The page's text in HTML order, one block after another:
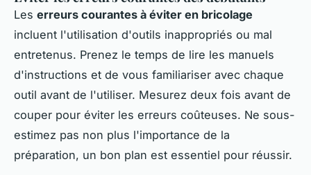
Les erreurs courantes à éviter en bricolage
incluent l'utilisation d'outils inappropriés ou mal
entretenus. Prenez le temps de lire les manuels
d'instructions et de vous familiariser avec chaque
outil avant de l'utiliser. Mesurez deux fois avant de
couper pour éviter les erreurs coûteuses. Ne sous-
estimez pas non plus l'importance de la
préparation, un bon plan est essentiel pour réussir.